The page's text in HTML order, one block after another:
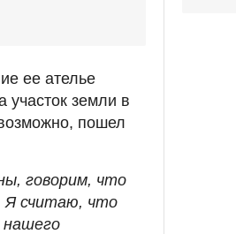
ее ателье
участок земли в
пошел
говорим, что
Я считаю, что
нашего